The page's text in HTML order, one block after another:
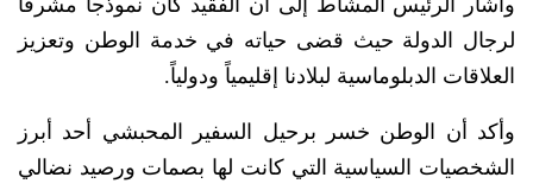
وأشار الرئيس المشاط إلى أن الفقيد كان نموذجاً مشرفاً
لرجال الدولة حيث قضى حياته في خدمة الوطن وتعزيز
العلاقات الدبلوماسية لبلادنا إقليمياً ودولياً.
وأكد أن الوطن خسر برحيل السفير المحبشي أحد أبرز
الشخصيات السياسية التي كانت لها بصمات ورصيد نضالي